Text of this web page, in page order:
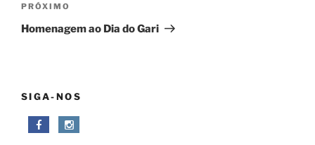
Próximo
post
PRÓXIMO
Homenagem ao Dia do Gari
SIGA-NOS